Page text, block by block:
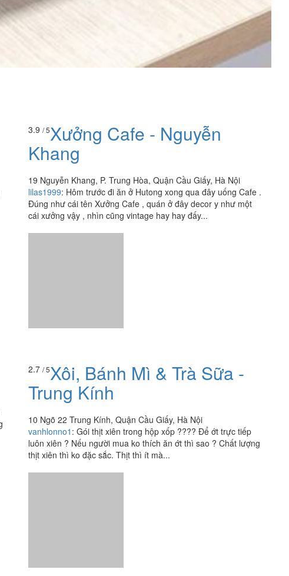
3.9 / 5Xưởng Cafe - Nguyễn
Khang
19 Nguyễn Khang, P. Trung Hòa, Quận Cầu Giấy, Hà Nội
lilas1999: Hôm trước đi ăn ở Hutong xong qua đây uống Cafe .
Đúng như cái tên Xưởng Cafe , quán ở đây decor y như một
cái xưởng vậy , nhìn cũng vintage hay hay đấy...
2.7/ 5Xôi, Bánh Mì & Trà Sữa -
10 Ngõ 22 Trung Kính, Quận Cầu Giấy, Hà Nội
vanhlonno1 Gói thịt xiên trong hộp xốp ???? Để ớt trực tiếp
luôn xiên ? Nếu người mua ko thích ăn ớt thì sao ? Chất lượng
thịt xiên thì ko đặc sắc. Thịt thì ít mà...